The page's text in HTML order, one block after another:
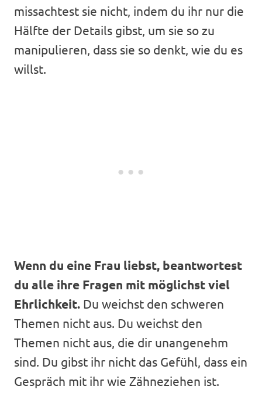
missachtest sie nicht, indem du ihr nur die
Hälfte der Details gibst, um sie so zu
manipulieren, dass sie so denkt, wie du es
willst.
Wenn du eine Frau liebst, beantwortest
du alle ihre Fragen mit möglichst viel
Ehrlichkeit. Du weichst den schweren
Themen nicht aus. Du weichst den
Themen nicht aus, die dir unangenehm
sind. Du gibst ihr nicht das Gefühl, dass ein
Gespräch mit ihr wie Zähneziehen ist.